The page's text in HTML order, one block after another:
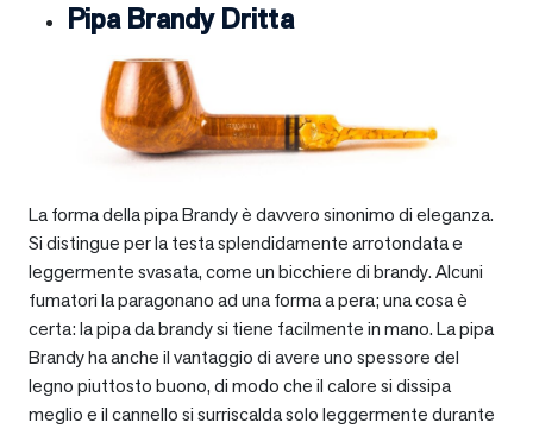
Pipa Brandy Dritta
La forma della pipa Brandy è davvero sinonimo di eleganza.
Si distingue per la testa splendidamente arrotondata e
leggermente svasata, come un bicchiere di brandy. Alcuni
fumatori la paragonano ad una forma a pera; una cosa è
certa: la pipa da brandy si tiene facilmente in mano. La pipa
Brandy ha anche il vantaggio di avere uno spessore del
legno piuttosto buono, di modo che il calore si dissipa
meglio e il cannello si surriscalda solo leggermente durante